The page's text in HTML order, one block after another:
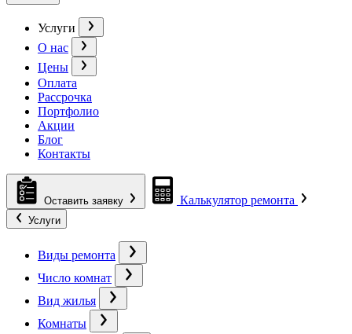
Услуги
О нас
Цены
Оплата
Рассрочка
Портфолио
Акции
Блог
Контакты
Оставить заявку Калькулятор ремонта
Услуги
Виды ремонта
Число комнат
Вид жилья
Комнаты